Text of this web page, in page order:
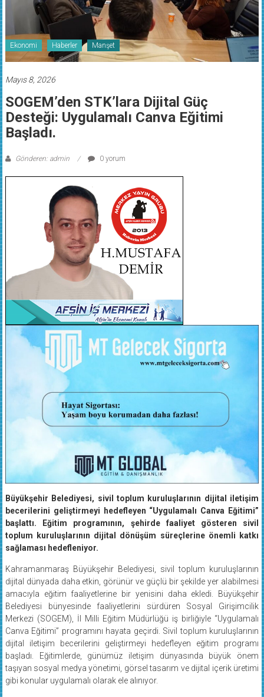
Ekonomi Haberler Manşet
Mayıs 8, 2026
SOGEM’den STK’lara Dijital Güç
Desteği: Uygulamalı Canva Eğitimi
Başladı.
Gönderen: admin 0 yorum
Büyükşehir Belediyesi, sivil toplum kuruluşlarının dijital iletişim
becerilerini geliştirmeyi hedefleyen “Uygulamalı Canva Eğitimi”
başlattı. Eğitim programının, şehirde faaliyet gösteren sivil
toplum kuruluşlarının dijital dönüşüm süreçlerine önemli katkı
sağlaması hedefleniyor.
Kahramanmaraş Büyükşehir Belediyesi, sivil toplum kuruluşlarının
dijital dünyada daha etkin, görünür ve güçlü bir şekilde yer alabilmesi
amacıyla eğitim faaliyetlerine bir yenisini daha ekledi. Büyükşehir
Belediyesi bünyesinde faaliyetlerini sürdüren Sosyal Girişimcilik
Merkezi (SOGEM), İl Milli Eğitim Müdürlüğü iş birliğiyle “Uygulamalı
Canva Eğitimi” programını hayata geçirdi. Sivil toplum kuruluşlarının
dijital iletişim becerilerini geliştirmeyi hedefleyen eğitim programı
başladı. Eğitimlerde, günümüz iletişim dünyasında büyük önem
taşıyan sosyal medya yönetimi, görsel tasarım ve dijital içerik üretimi
gibi konular uygulamalı olarak ele alınıyor.